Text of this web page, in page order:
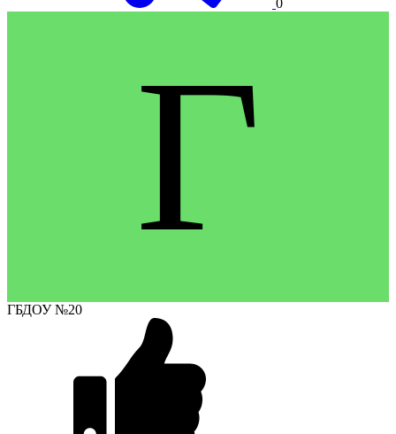
0
Г
ГБДОУ №20